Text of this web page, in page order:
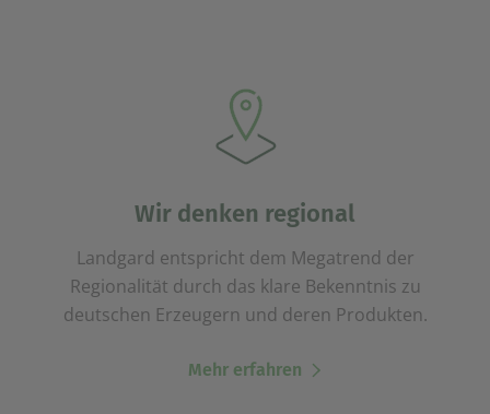
Wir denken regional
Landgard entspricht dem Megatrend der
Regionalität durch das klare Bekenntnis zu
deutschen Erzeugern und deren Produkten.
Mehr erfahren